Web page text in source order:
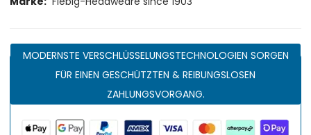
MODERNSTE VERSCHLÜSSELUNGSTECHNOLOGIEN SORGEN
FÜR EINEN GESCHÜTZTEN & REIBUNGSLOSEN
ZAHLUNGSVORGANG.